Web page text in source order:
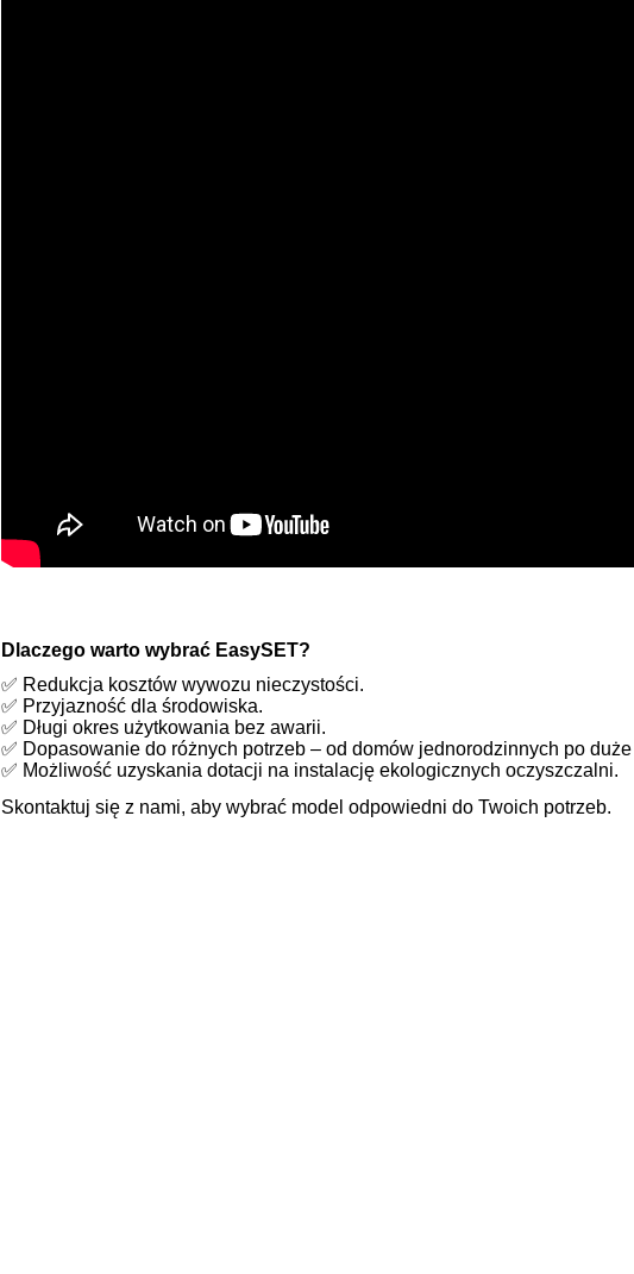
Dlaczego warto wybrać EasySET?
✅ Redukcja kosztów wywozu nieczystości.
✅ Przyjazność dla środowiska.
✅ Długi okres użytkowania bez awarii.
✅ Dopasowanie do różnych potrzeb – od domów jednorodzinnych po duże
✅ Możliwość uzyskania dotacji na instalację ekologicznych oczyszczalni.
Skontaktuj się z nami, aby wybrać model odpowiedni do Twoich potrzeb.